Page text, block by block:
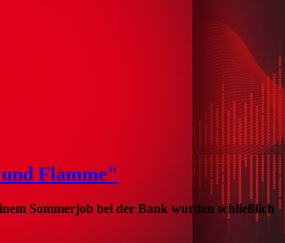
Flamme"
Sommerjob bei der Bank wurden schließlich